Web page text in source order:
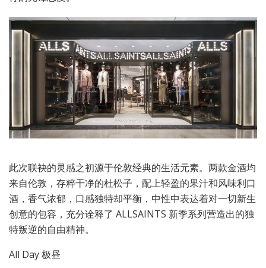
此次联袂的灵感之初源于伦敦经典的生活元素。两款金酒均
来自伦敦，存粹干净的杜松子，配上轻盈的果汁和风味利口
酒，香气浓郁，口感独特却平衡，中性中表达着对一切新生
创意的包容，充分诠释了 ALLSAINTS 新季系列营造出的独
特叛逆的自由精神。
All Day 极昼